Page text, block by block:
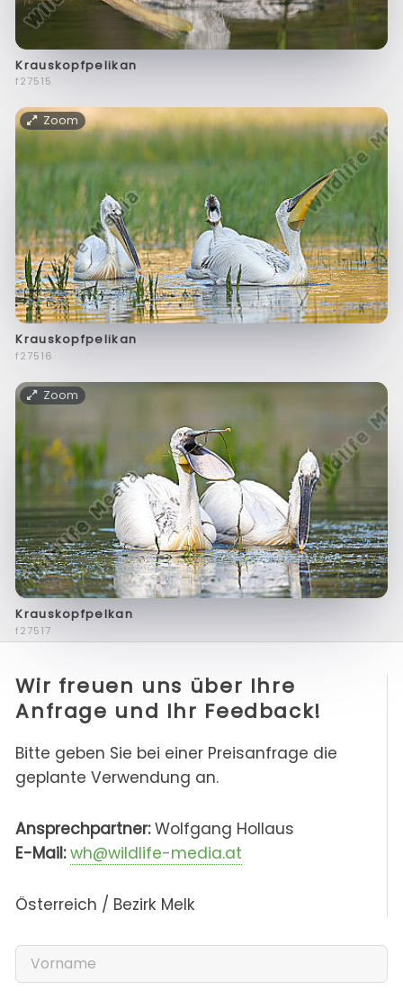
Krauskopfpelikan
f27515
Zoom
Krauskopfpelikan
f27516
Zoom
Krauskopfpelkan
f27517
Wir freuen uns über Ihre
Anfrage und Ihr Feedback!
Bitte geben Sie bei einer Preisanfrage die
geplante Verwendung an.
Ansprechpartner:Wolfgang Hollaus
E-Mail: wh@wildlife-media.at
Österreich / Bezirk Melk